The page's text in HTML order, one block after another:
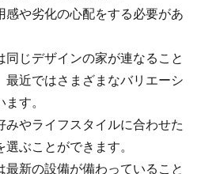
感や劣化の心配をする必要があ
同じデザインの家が連なること
最近ではさまざまなバリエーシ
す。
みやライフスタイルに合わせた
ぶことができます。
最新の設備が備わっていること